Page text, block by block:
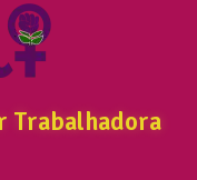
Trabalhadora